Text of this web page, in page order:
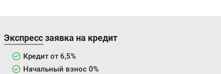
Экспресс заявка на кредит
Кредит от 6,5%
Начальный взнос 0%